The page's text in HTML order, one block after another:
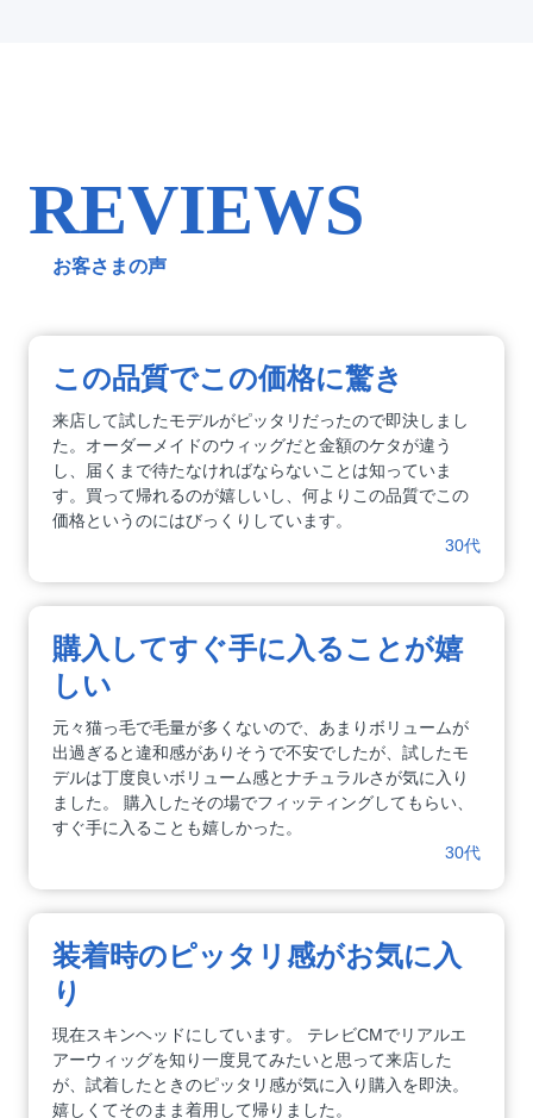
REVIEWS
お客さまの声
この品質でこの価格に驚き
来店して試したモデルがピッタリだったので即決しまし
た。オーダーメイドのウィッグだと金額のケタが違う
し、届くまで待たなければならないことは知っていま
す。買って帰れるのが嬉しいし、何よりこの品質でこの
価格というのにはびっくりしています。
30代
購入してすぐ手に入ることが嬉
しい
元々猫っ毛で毛量が多くないので、あまりボリュームが
出過ぎると違和感がありそうで不安でしたが、試したモ
デルは丁度良いボリューム感とナチュラルさが気に入り
ました。 購入したその場でフィッティングしてもらい、
すぐ手に入ることも嬉しかった。
30代
装着時のピッタリ感がお気に入
り
現在スキンヘッドにしています。 テレビCMでリアルエ
アーウィッグを知り一度見てみたいと思って来店した
が、試着したときのピッタリ感が気に入り購入を即決。
嬉しくてそのまま着用して帰りました。